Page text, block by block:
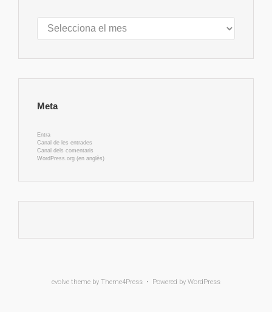
Arxius
Meta
Entra
Canal de les entrades
Canal dels comentaris
WordPress.org (en anglès)
evolve theme by Theme4Press • Powered by WordPress